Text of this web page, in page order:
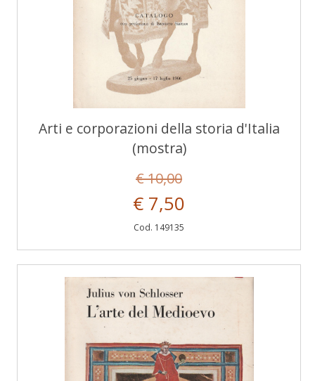
Arti e corporazioni della storia d'Italia
(mostra)
€ 10,00
€ 7,50
Cod. 149135